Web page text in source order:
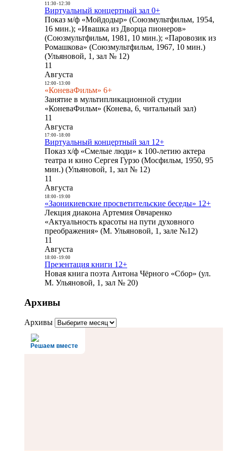
11:30- 12:30
Виртуальный концертный зал 0+
Показ м/ф «Мойдодыр» (Союзмультфильм, 1954,
16 мин.); «Ивашка из Дворца пионеров»
(Союзмультфильм, 1981, 10 мин.); «Паровозик из
Ромашкова» (Союзмультфильм, 1967, 10 мин.)
(Ульяновой, 1, зал № 12)
11
Августа
12:00- 13:00
«КоневаФильм» 6+
Занятие в мультипликационной студии
«КоневаФильм» (Конева, 6, читальный зал)
11
Августа
17:00- 18:00
Виртуальный концертный зал 12+
Показ х/ф «Смелые люди» к 100-летию актера
театра и кино Сергея Гурзо (Мосфильм, 1950, 95
мин.) (Ульяновой, 1, зал № 12)
11
Августа
18:00- 19:00
«Заоникиевские просветительские беседы» 12+
Лекция диакона Артемия Овчаренко
«Актуальность красоты на пути духовного
преображения» (М. Ульяновой, 1, зале №12)
11
Августа
18:00- 19:00
Презентация книги 12+
Новая книга поэта Антона Чёрного «Сбор» (ул.
М. Ульяновой, 1, зал № 20)
Архивы
Архивы
Решаем вместе